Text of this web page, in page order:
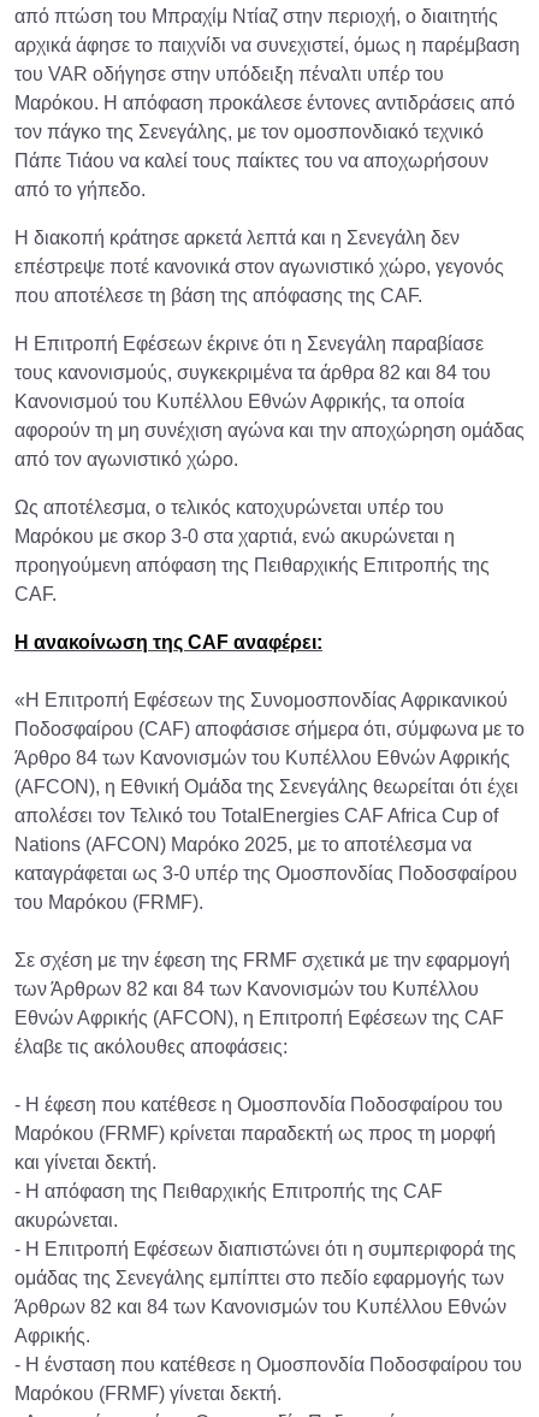
από πτώση του Μπραχίμ Ντίαζ στην περιοχή, ο διαιτητής
αρχικά άφησε το παιχνίδι να συνεχιστεί, όμως η παρέμβαση
του VAR οδήγησε στην υπόδειξη πέναλτι υπέρ του
Μαρόκου. Η απόφαση προκάλεσε έντονες αντιδράσεις από
τον πάγκο της Σενεγάλης, με τον ομοσπονδιακό τεχνικό
Πάπε Τιάου να καλεί τους παίκτες του να αποχωρήσουν
από το γήπεδο.
Η διακοπή κράτησε αρκετά λεπτά και η Σενεγάλη δεν
επέστρεψε ποτέ κανονικά στον αγωνιστικό χώρο, γεγονός
που αποτέλεσε τη βάση της απόφασης της CAF.
Η Επιτροπή Εφέσεων έκρινε ότι η Σενεγάλη παραβίασε
τους κανονισμούς, συγκεκριμένα τα άρθρα 82 και 84 του
Κανονισμού του Κυπέλλου Εθνών Αφρικής, τα οποία
αφορούν τη μη συνέχιση αγώνα και την αποχώρηση ομάδας
από τον αγωνιστικό χώρο.
Ως αποτέλεσμα, ο τελικός κατοχυρώνεται υπέρ του
Μαρόκου με σκορ 3-0 στα χαρτιά, ενώ ακυρώνεται η
προηγούμενη απόφαση της Πειθαρχικής Επιτροπής της
CAF.
Η ανακοίνωση της CAF αναφέρει:
«Η Επιτροπή Εφέσεων της Συνομοσπονδίας Αφρικανικού
Ποδοσφαίρου (CAF) αποφάσισε σήμερα ότι, σύμφωνα με το
Άρθρο 84 των Κανονισμών του Κυπέλλου Εθνών Αφρικής
(AFCON), η Εθνική Ομάδα της Σενεγάλης θεωρείται ότι έχει
απολέσει τον Τελικό του TotalEnergies CAF Africa Cup of
Nations (AFCON) Μαρόκο 2025, με το αποτέλεσμα να
καταγράφεται ως 3-0 υπέρ της Ομοσπονδίας Ποδοσφαίρου
του Μαρόκου (FRMF).
Σε σχέση με την έφεση της FRMF σχετικά με την εφαρμογή
των Άρθρων 82 και 84 των Κανονισμών του Κυπέλλου
Εθνών Αφρικής (AFCON), η Επιτροπή Εφέσεων της CAF
έλαβε τις ακόλουθες αποφάσεις:
- Η έφεση που κατέθεσε η Ομοσπονδία Ποδοσφαίρου του
Μαρόκου (FRMF) κρίνεται παραδεκτή ως προς τη μορφή
και γίνεται δεκτή.
- Η απόφαση της Πειθαρχικής Επιτροπής της CAF
ακυρώνεται.
- Η Επιτροπή Εφέσεων διαπιστώνει ότι η συμπεριφορά της
ομάδας της Σενεγάλης εμπίπτει στο πεδίο εφαρμογής των
Άρθρων 82 και 84 των Κανονισμών του Κυπέλλου Εθνών
Αφρικής.
- Η ένσταση που κατέθεσε η Ομοσπονδία Ποδοσφαίρου του
Μαρόκου (FRMF) γίνεται δεκτή.